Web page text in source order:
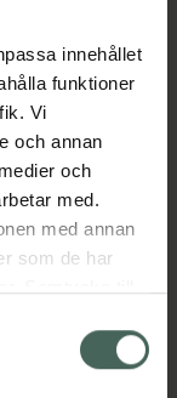
innehållet
funktioner
Vi
och annan
och
med.
med annan
som de har
påverkar inte
Dölj